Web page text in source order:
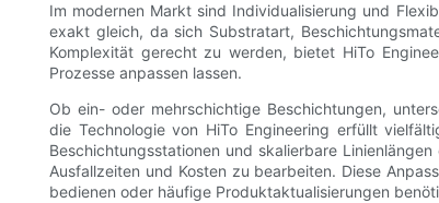
Im modernen Markt sind Individualisierung und
exakt gleich, da sich Substratart,
Komplexität gerecht zu werden, bietet HiTo
Prozesse anpassen lassen.
Ob ein- oder mehrschichtige Beschichtungen,
die Technologie von HiTo Engineering erfüllt
Beschichtungsstationen und skalierbare
Ausfallzeiten und Kosten zu bearbeiten. Diese
bedienen oder häufige Produktaktualisierungen